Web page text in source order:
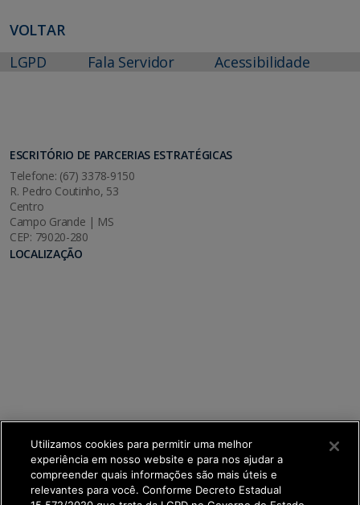
VOLTAR
LGPD
Fala Servidor Acessibilidade
ESCRITÓRIO DE PARCERIAS ESTRATÉGICAS
Telefone: (67) 3378-9150
R. Pedro Coutinho, 53
Centro
Campo Grande | MS
CEP: 79020-280
LOCALIZAÇÃO
Utilizamos cookies para permitir uma melhor
experiência em nosso website e para nos ajudar a
compreender quais informações são mais úteis e
relevantes para você. Conforme Decreto Estadual